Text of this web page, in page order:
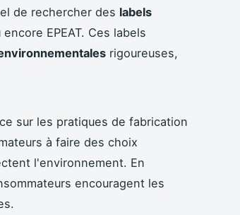
de rechercher des labels
EPEAT. Ces labels
rigoureuses,
sur les pratiques de fabrication
à faire des choix
l'environnement. En
encouragent les